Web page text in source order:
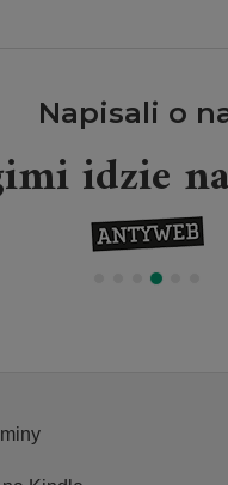
Napisali o
idzie